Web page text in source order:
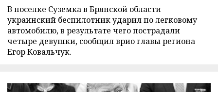
В поселке Суземка в Брянской области
украинский беспилотник ударил по легковому
автомобилю, в результате чего пострадали
четыре девушки, сообщил врио главы региона
Егор Ковальчук.